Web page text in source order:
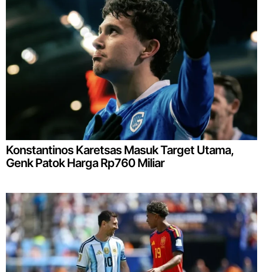
Konstantinos Karetsas Masuk Target Utama,
Genk Patok Harga Rp760 Miliar